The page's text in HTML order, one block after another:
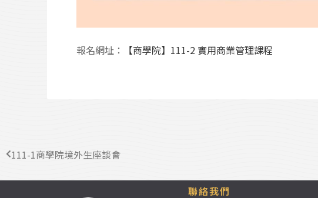
報名網址： 【商學院】111-2 實用商業管理課程
111-1商學院境外生座談會
聯絡我們